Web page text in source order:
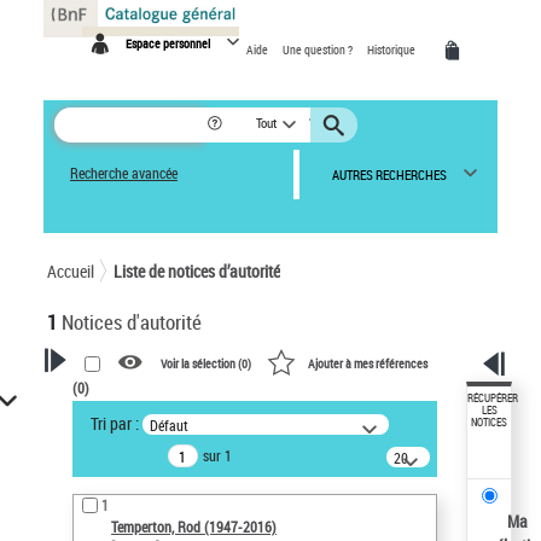
Espace personnel Aide Une question ? Historique
Tout
Recherche avancée AUTRES RECHERCHES
Accueil Liste de notices d’autorité
1 Notices d'autorité
VOTRE RECHERCHE
Recherche avancée dans les
notices d’autorité
Œuvres liées à l'auteur :
Temperton, Rod (1947-2016)
Voir la sélection (0) Ajouter à mes références
(0)
Tri par : Défaut
sur 1
20
résultats/page
1
Temperton, Rod (1947-2016)
RÉCUPÉRER
LES
NOTICES
Ma
Panneau de gestion des cookies